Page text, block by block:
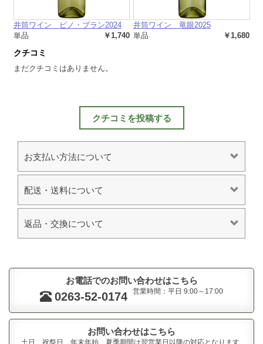
井筒ワイン ピノ・ブラン2024
単品
￥1,740
井筒ワイン 竜眼2025
単品
￥1,680
クチコミ
まだクチコミはありません。
クチコミを投稿する
お支払い方法について
配送・送料について
返品・交換について
お電話でのお問い合わせはこちら
0263-52-0174 営業時間：平日 9:00～17:00
お問い合わせはこちら
土日、祝祭日、年末年始、夏季期間は翌営業日以降の対応となります